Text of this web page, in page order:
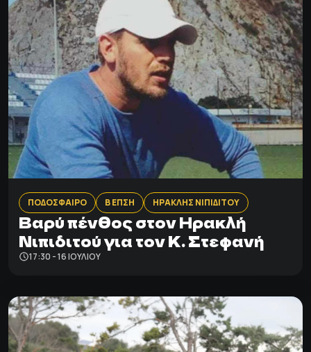
ΠΟΔΟΣΦΑΙΡΟ Β ΕΠΣΗ ΗΡΑΚΛΗΣ ΝΙΠΙΔΙΤΟΥ
Βαρύ πένθος στον Ηρακλή
Νιπιδιτού για τον Κ. Στεφανή
17:30 - 16 ΙΟΥΛΊΟΥ